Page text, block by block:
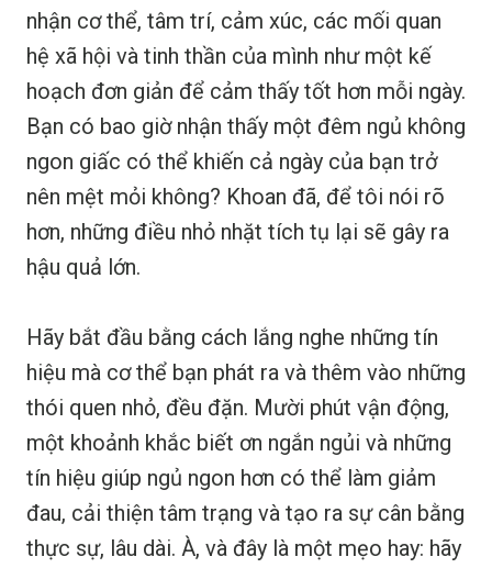
nhận cơ thể, tâm trí, cảm xúc, các mối quan
hệ xã hội và tinh thần của mình như một kế
hoạch đơn giản để cảm thấy tốt hơn mỗi ngày.
Bạn có bao giờ nhận thấy một đêm ngủ không
ngon giấc có thể khiến cả ngày của bạn trở
nên mệt mỏi không? Khoan đã, để tôi nói rõ
hơn, những điều nhỏ nhặt tích tụ lại sẽ gây ra
hậu quả lớn.
Hãy bắt đầu bằng cách lắng nghe những tín
hiệu mà cơ thể bạn phát ra và thêm vào những
thói quen nhỏ, đều đặn. Mười phút vận động,
một khoảnh khắc biết ơn ngắn ngủi và những
tín hiệu giúp ngủ ngon hơn có thể làm giảm
đau, cải thiện tâm trạng và tạo ra sự cân bằng
thực sự, lâu dài. À, và đây là một mẹo hay: hãy